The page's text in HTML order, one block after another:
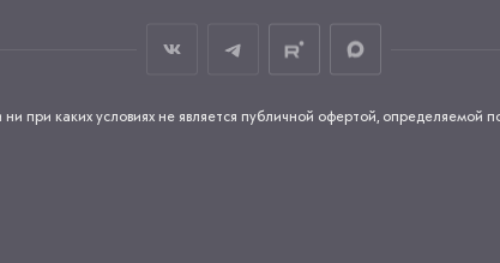
каких условиях не является публичной офертой, определяемой